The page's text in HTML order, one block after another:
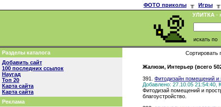
ФОТО приколы ╥ Игры
╥
УЛИТКА -
искать по
Разделы каталога
Добавить сайт
100 последних ссылок
Наугад
Топ 20
Карта сайта
Карта сайта
Реклама
Сортировать
Жалюзи, Интерьер (всего
391. Фитодизайн помещений и
Добавлено: 27.10.05 21:54:40,
Фитодизай помещений и
благоустройство.